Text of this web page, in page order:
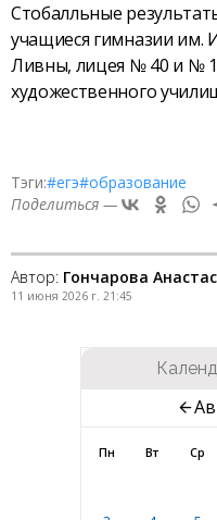
Стобалльные
учащиеся гимназии им.
Ливны, лицея № 40 и №
художественного
Тэги:#егэ#образование
Поделиться —
Автор: Гончарова
11 июня 2026 г. 21:45
Пн Вт Ср